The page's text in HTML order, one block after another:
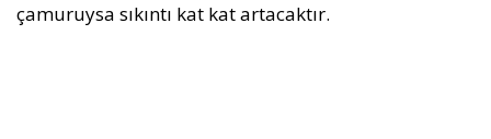
çamuruysa sıkıntı kat kat artacaktır.